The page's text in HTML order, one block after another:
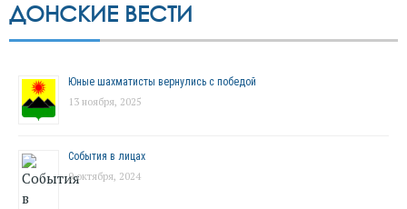
ДОНСКИЕ ВЕСТИ
Юные шахматисты вернулись с победой
13 ноября, 2025
События в лицах
9 октября, 2024